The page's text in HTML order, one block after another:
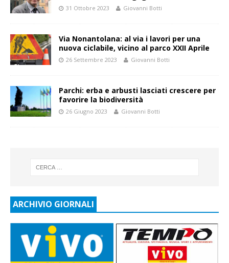
31 Ottobre 2023 Giovanni Botti
Via Nonantolana: al via i lavori per una
nuova ciclabile, vicino al parco XXII Aprile
26 Settembre 2023 Giovanni Botti
Parchi: erba e arbusti lasciati crescere per
favorire la biodiversità
26 Giugno 2023 Giovanni Botti
ARCHIVIO GIORNALI